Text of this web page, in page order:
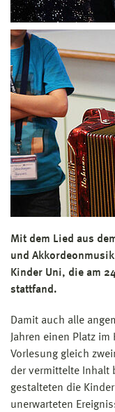
Mit dem Lied aus
und
Kinder Uni, die am
stattfand.
Damit auch alle
Jahren einen Platz
Vorlesung gleich
der vermittelte Inhalt
gestalteten die
unerwarteten